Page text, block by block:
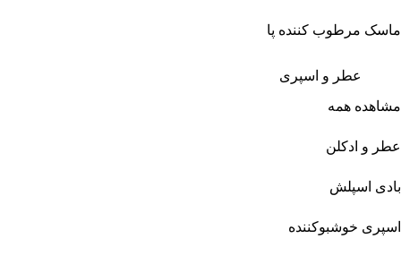
ماسک مرطوب کننده پا
عطر و اسپری
مشاهده همه
عطر و ادکلن
بادی اسپلش
اسپری خوشبوکننده